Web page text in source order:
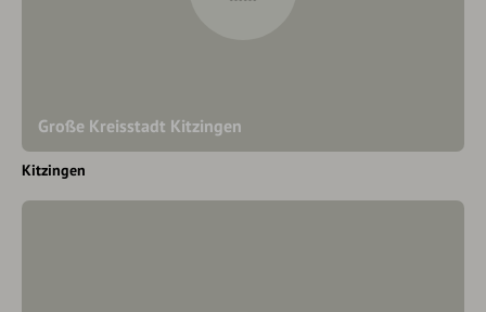
Große Kreisstadt Kitzingen
Kitzingen